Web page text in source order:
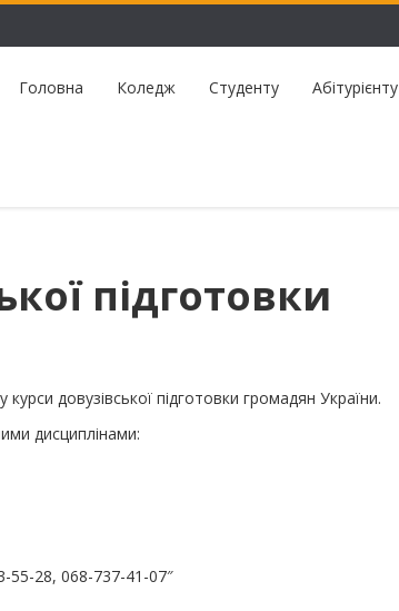
Головна Коледж Студенту Абітурієнту
підготовки
довузівської підготовки громадян України.
дисциплінами:
55-28, 068-737-41-07″